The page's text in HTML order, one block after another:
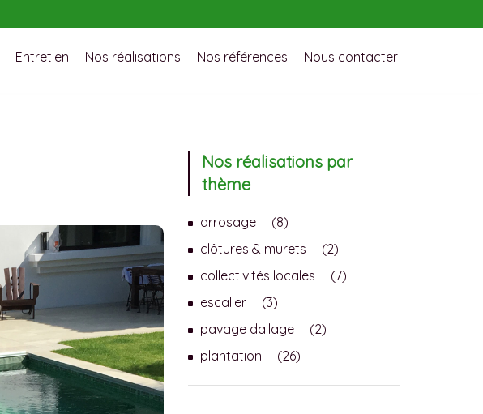
Entretien Nos réalisations Nos références Nous contacter
Nos réalisations par
thème
arrosage
(8)
clôtures & murets
(2)
collectivités locales
(7)
escalier
(3)
pavage dallage
(2)
plantation
(26)